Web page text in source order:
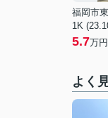
福岡市
1K
5.7万円
よく